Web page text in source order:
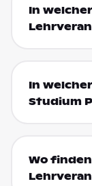
In
In
Studium
Wo